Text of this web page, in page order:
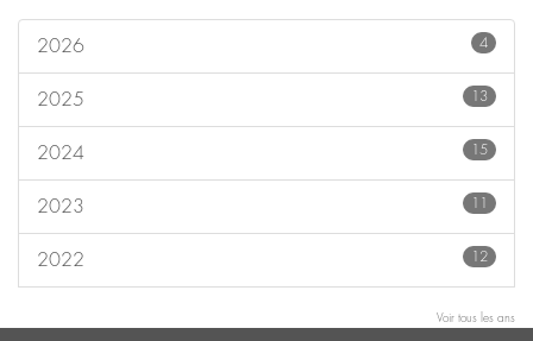
2026 4
2025 13
2024 15
2023 11
2022 12
Voir tous les ans